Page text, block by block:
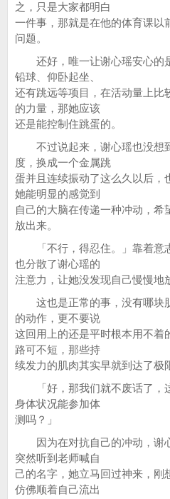
之，只是大家都明白
一件事，那就是在他的体育课以
问题。
还好，唯一让谢心瑶安心的
铅球、仰卧起坐、
还有跳远等项目，在活动量上比
的力量，那她应该
还是能控制住跳蛋的。
不过说起来，谢心瑶也没想
度，换成一个金属跳
蛋并且连续振动了这么久以后，
她能明显的感觉到
自己的大脑在传递一种冲动，希
放出来。
「不行，得忍住。」靠着意
也分散了谢心瑶的
注意力，让她没发现自己慢慢地
这也是正常的事，没有哪块
的动作，更不要说
这回用上的还是平时根本用不着
路可不短，那些持
续发力的肌肉其实早就到达了极
「好，那我们就不废话了，
身体状况能参加体
测吗？」
因为在对抗自己的冲动，谢
突然听到老师喊自
己的名字，她立马回过神来，刚
仿佛顺着自己流出